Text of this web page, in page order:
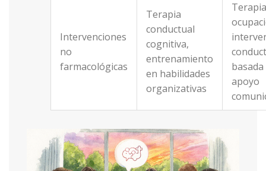
Intervenciones
no
farmacológicas
Terapia
conductual
cognitiva,
entrenamiento
en habilidades
organizativas
Terapia
basada
apoyo